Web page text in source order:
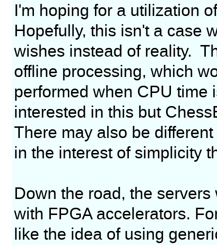
I'm hoping for a utilization
Hopefully, this isn't a case
wishes instead of reality.
offline processing, which
performed when CPU time
interested in this but
There may also be
in the interest of simplicity
Down the road, the
with FPGA accelerators.
like the idea of using